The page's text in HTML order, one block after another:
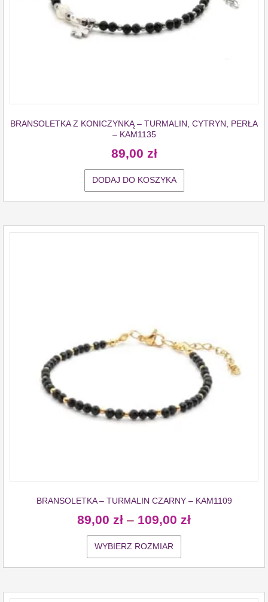
BRANSOLETKA Z KONICZYNKĄ – TURMALIN, CYTRYN, PERŁA
– KAM1135
89,00 zł
DODAJ DO KOSZYKA
BRANSOLETKA – TURMALIN CZARNY – KAM1109
89,00 zł – 109,00 zł
WYBIERZ ROZMIAR